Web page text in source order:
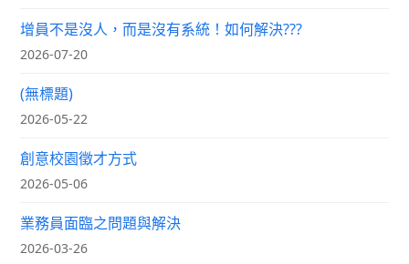
增員不是沒人，而是沒有系統！如何解決???
2026-07-20
(無標題)
2026-05-22
創意校園徵才方式
2026-05-06
業務員面臨之問題與解決
2026-03-26